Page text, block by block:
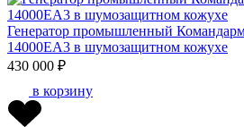
Генератор промышленный
14000EA3 в шумозащитном кожухе
430 000 ₽
в корзину